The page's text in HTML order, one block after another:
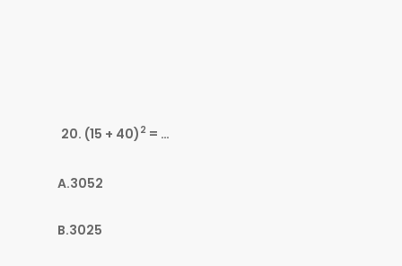
(15 + 40) 2 = …
A.3052
B.3025